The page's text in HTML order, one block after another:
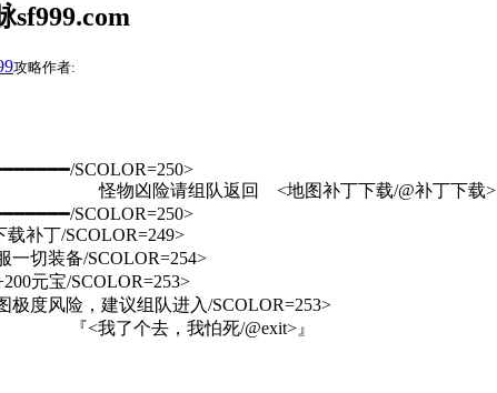
sf999.com
攻略作者:
SCOLOR=250>
怪物凶险请组队返回 <地图补丁下载/@补丁下载>
SCOLOR=250>
补丁/SCOLOR=249>
一切装备/SCOLOR=254>
元宝/SCOLOR=253>
极度风险，建议组队进入/SCOLOR=253>
<我了个去，我怕死/@exit>』